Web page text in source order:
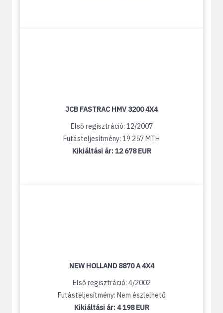
JCB FASTRAC HMV 3200 4X4
Első regisztráció: 12/2007
Futásteljesítmény: 19 257 MTH
Kikiáltási ár:12 678 EUR
NEW HOLLAND 8870 A 4X4
Első regisztráció: 4/2002
Futásteljesítmény: Nem észlelhető
Kikiáltási ár:4 198 EUR